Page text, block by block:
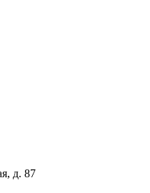
д. 87